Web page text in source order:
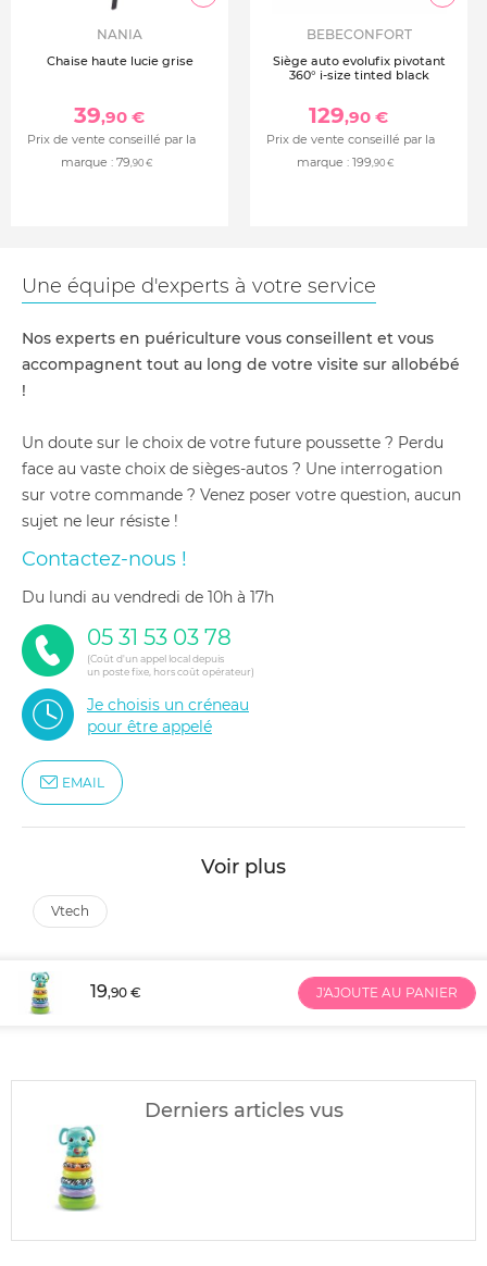
NANIA
Chaise haute lucie grise
39,90 €
Prix de vente conseillé par la
marque : 79,90 €
BEBECONFORT
Siège auto evolufix pivotant
360° i-size tinted black
129,90 €
Prix de vente conseillé par la
marque : 199,90 €
Une équipe d'experts à votre service
Nos experts en puériculture vous conseillent et vous
accompagnent tout au long de votre visite sur allobébé
!
Un doute sur le choix de votre future poussette ? Perdu
face au vaste choix de sièges-autos ? Une interrogation
sur votre commande ? Venez poser votre question, aucun
sujet ne leur résiste !
Contactez-nous !
du lundi au vendredi de 10h à 17h
05 31 53 03 78
(Coût d'un appel local depuis
un poste fixe, hors coût opérateur)
Je choisis un créneau
pour être appelé
EMAIL
Voir plus
vtech
19,90 € J'AJOUTE AU PANIER
Derniers articles vus